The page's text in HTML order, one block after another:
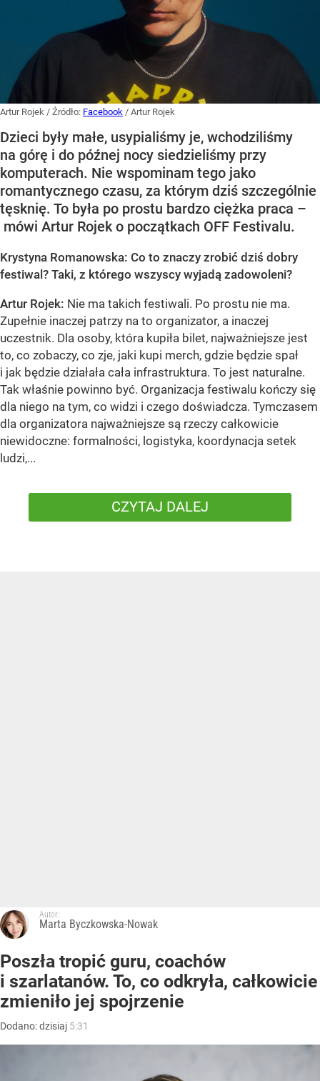
Artur Rojek / Źródło: Facebook / Artur Rojek
Dzieci były małe, usypialiśmy je, wchodziliśmy
na górę i do późnej nocy siedzieliśmy przy
komputerach. Nie wspominam tego jako
romantycznego czasu, za którym dziś szczególnie
tęsknię. To była po prostu bardzo ciężka praca –
mówi Artur Rojek o początkach OFF Festivalu.
Krystyna Romanowska: Co to znaczy zrobić dziś dobry
festiwal? Taki, z którego wszyscy wyjadą zadowoleni?
Artur Rojek: Nie ma takich festiwali. Po prostu nie ma.
Zupełnie inaczej patrzy na to organizator, a inaczej
uczestnik. Dla osoby, która kupiła bilet, najważniejsze jest
to, co zobaczy, co zje, jaki kupi merch, gdzie będzie spał
i jak będzie działała cała infrastruktura. To jest naturalne.
Tak właśnie powinno być. Organizacja festiwalu kończy się
dla niego na tym, co widzi i czego doświadcza. Tymczasem
dla organizatora najważniejsze są rzeczy całkowicie
niewidoczne: formalności, logistyka, koordynacja setek
ludzi,...
CZYTAJ DALEJ
Autor:
Marta Byczkowska-Nowak
Poszła tropić guru, coachów
i szarlatanów. To, co odkryła, całkowicie
zmieniło jej spojrzenie
Dodano:dzisiaj 5:31